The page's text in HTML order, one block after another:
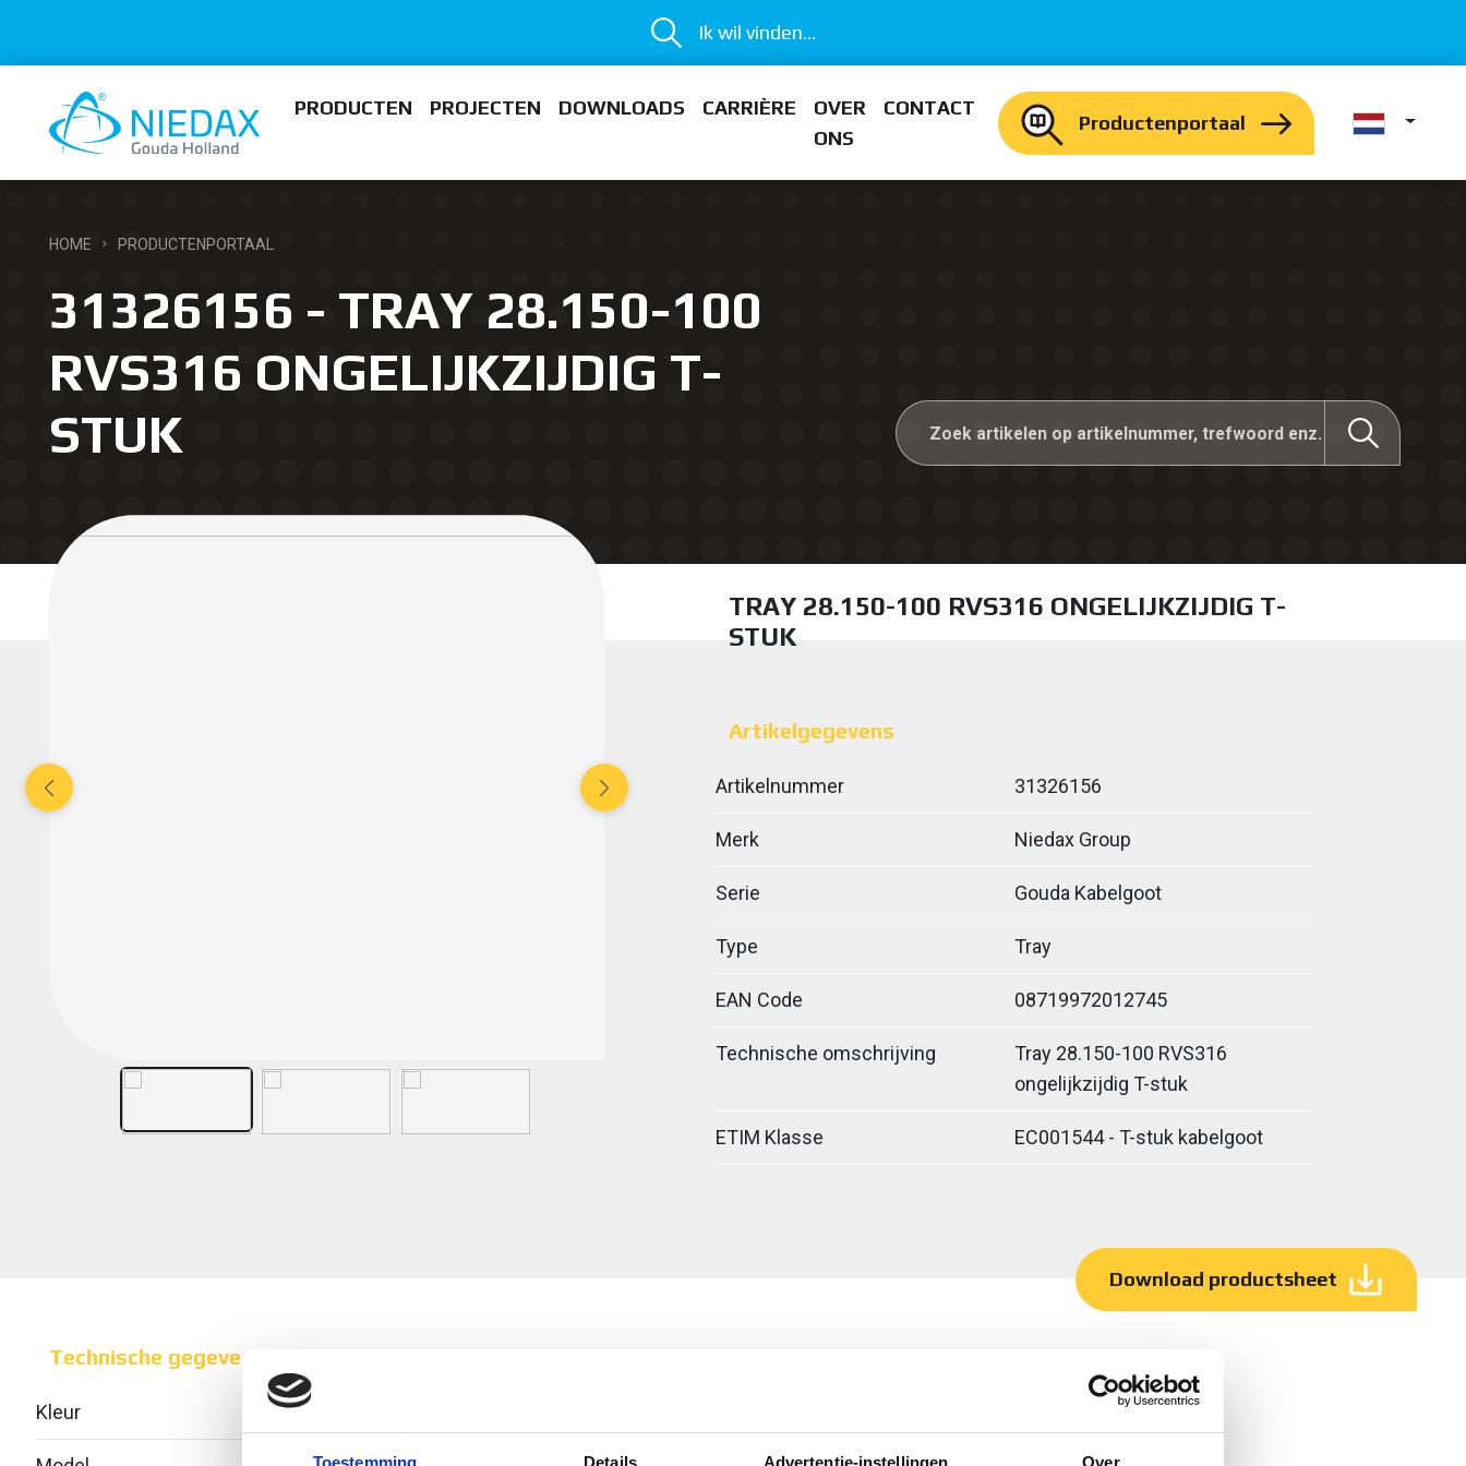
Ik wil vinden...
PRODUCTEN PROJECTEN DOWNLOADS CARRIÈRE
OVER
ONS
CONTACT
Productenportaal
HOME PRODUCTENPORTAAL
31326156 - TRAY 28.150-100
RVS316 ONGELIJKZIJDIG T-
STUK
TRAY 28.150-100 RVS316 ONGELIJKZIJDIG T-
STUK
Artikelgegevens
Artikelnummer 31326156
Merk Niedax Group
Serie Gouda Kabelgoot
Type Tray
EAN Code 08719972012745
Technische omschrijving
Tray 28.150-100 RVS316
ongelijkzijdig T-stuk
ETIM Klasse EC001544 - T-stuk kabelgoot
Download productsheet
Technische gegevens
Kleur